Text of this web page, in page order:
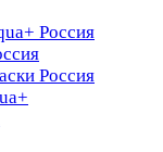
Россия
Россия